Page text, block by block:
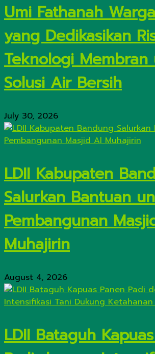
Umi Fathanah
yang Dedikasikan
Teknologi
Solusi Air Bersih
July 30, 2026
LDII Kabupaten
Salurkan Bantuan
Pembangunan
Muhajirin
August 4, 2026
LDII Bataguh